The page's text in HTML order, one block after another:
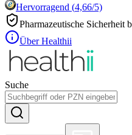
Hervorragend (4,66/5)
Pharmazeutische Sicherheit
Über Healthii
Suche